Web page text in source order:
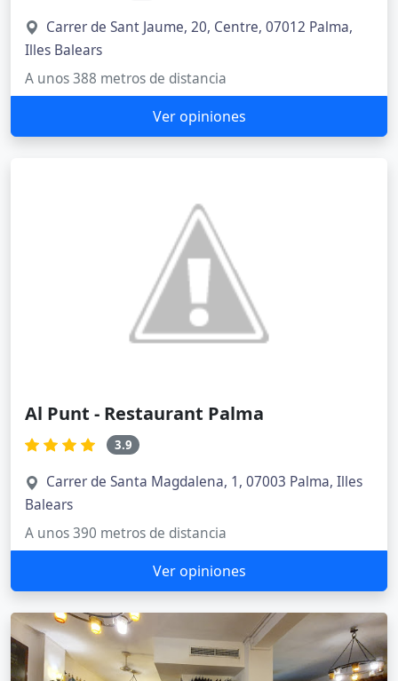
Carrer de Sant Jaume, 20, Centre, 07012 Palma,
Illes Balears
A unos 388 metros de distancia
Ver opiniones
Al Punt - Restaurant Palma
3.9
Carrer de Santa Magdalena, 1, 07003 Palma, Illes
Balears
A unos 390 metros de distancia
Ver opiniones